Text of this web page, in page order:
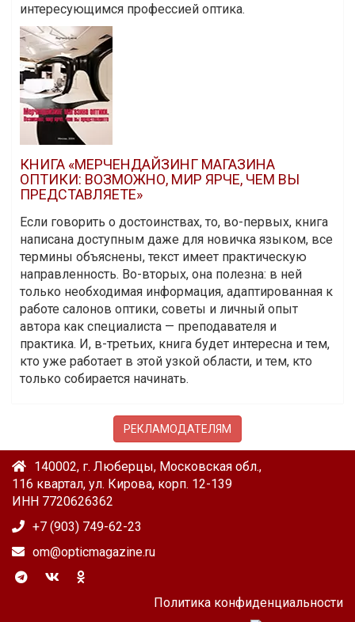
интересующимся профессией оптика.
КНИГА «МЕРЧЕНДАЙЗИНГ МАГАЗИНА
ОПТИКИ: ВОЗМОЖНО, МИР ЯРЧЕ, ЧЕМ ВЫ
ПРЕДСТАВЛЯЕТЕ»
Если говорить о достоинствах, то, во-первых, книга
написана доступным даже для новичка языком, все
термины объяснены, текст имеет практическую
направленность. Во-вторых, она полезна: в ней
только необходимая информация, адаптированная к
работе салонов оптики, советы и личный опыт
автора как специалиста — преподавателя и
практика. И, в-третьих, книга будет интересна и тем,
кто уже работает в этой узкой области, и тем, кто
только собирается начинать.
РЕКЛАМОДАТЕЛЯМ
140002, г. Люберцы, Московская обл.,
116 квартал, ул. Кирова, корп. 12-139
ИНН 7720626362
+7 (903) 749-62-23
om@opticmagazine.ru
Политика конфиденциальности